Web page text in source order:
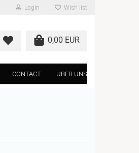
Login Wish list
0,00 EUR
CONTACT ÜBER UNS